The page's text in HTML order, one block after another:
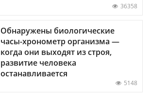
36358
Обнаружены биологические
часы-хронометр организма —
когда они выходят из строя,
развитие человека
останавливается
5148